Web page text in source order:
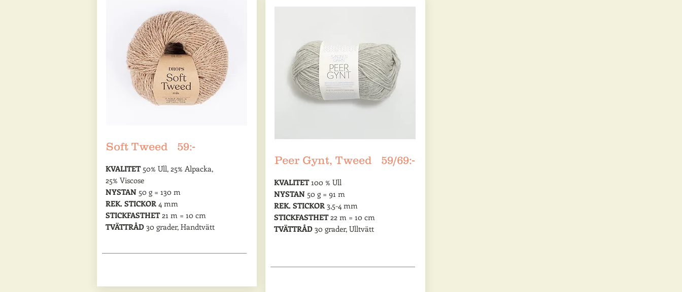
Soft Tweed 59:-
KVALITET 50% Ull, 25% Alpacka,
25% Viscose
NYSTAN 50 g = 130 m
REK. STICKOR4 mm
STICKFASTHET21 m = 10 cm
TVÄTTRÅD 30 grader, Handtvätt
Peer Gynt, Tweed 59/69:-
KVALITET100 % Ull
NYSTAN 50 g = 91 m
REK. STICKOR3,5-4 mm
STICKFASTHET22 m = 10 cm
TVÄTTRÅD 30 grader, Ulltvätt